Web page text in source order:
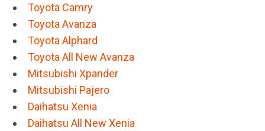
Toyota Camry
Toyota Avanza
Toyota Alphard
Toyota All New Avanza
Mitsubishi Xpander
Mitsubishi Pajero
Daihatsu Xenia
Daihatsu All New Xenia